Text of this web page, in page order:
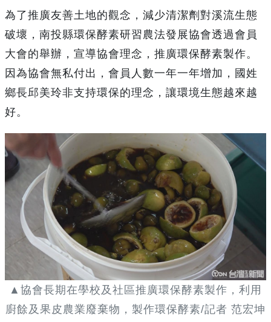
為了推廣友善土地的觀念，減少清潔劑對溪流生態
破壞，南投縣環保酵素研習農法發展協會透過會員
大會的舉辦，宣導協會理念，推廣環保酵素製作。
因為協會無私付出，會員人數一年一年增加，國姓
鄉長邱美玲非支持環保的理念，讓環境生態越來越
好。
▲協會長期在學校及社區推廣環保酵素製作，利用
廚餘及果皮農業廢棄物，製作環保酵素/記者 范宏坤